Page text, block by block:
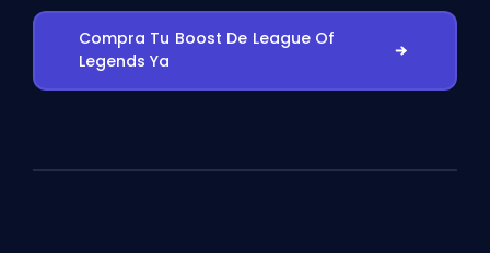
Compra Tu Boost De League Of
Legends Ya